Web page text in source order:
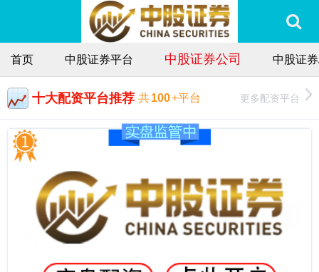
首页 中股证券平台 中股证券公司 中股证
十大配资平台推荐 共100+平台 更多配资平台